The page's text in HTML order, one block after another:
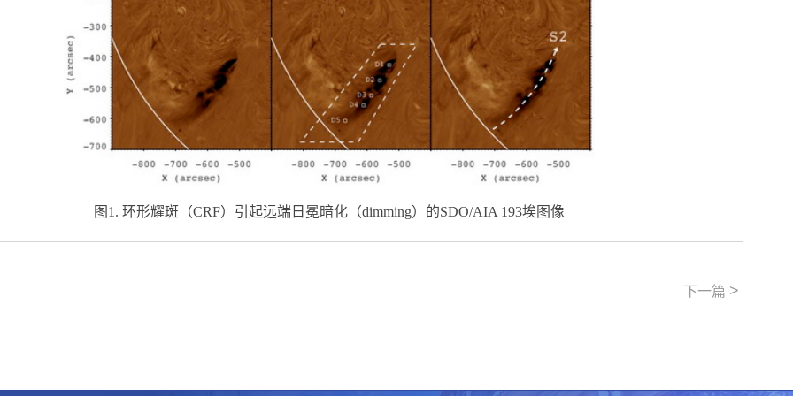
图 1. 环形耀斑（CRF）引起远端日冕暗化（dimming）的SDO/AIA 193埃图像
下一篇 >